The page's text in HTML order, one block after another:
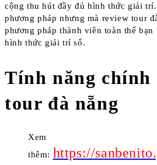
cộng thu hút đầy đủ hình thức giải
phương pháp nhưng mà review tour
phương pháp thành viên toàn thể
hình thức giải trí số.
Tính năng chính
tour đà nẵng
Xem
thêm: https://